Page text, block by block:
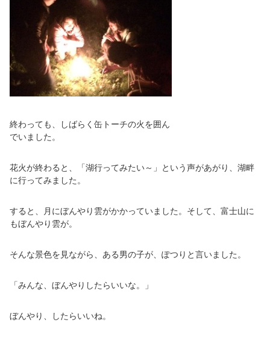
終わっても、しばらく缶トーチの火を囲ん
でいました。
花火が終わると、「湖行ってみたい～」という声があがり、湖畔
に行ってみました。
すると、月にぼんやり雲がかかっていました。そして、富士山に
もぼんやり雲が。
そんな景色を見ながら、ある男の子が、ぽつりと言いました。
「みんな、ぼんやりしたらいいな。」
ぼんやり、したらいいね。